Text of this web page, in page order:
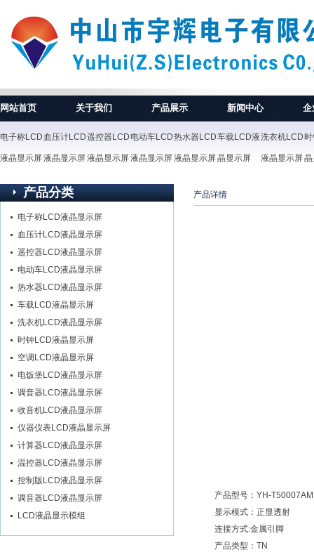
网站首页 关于我们 产品展示 新闻中心 企
电子称LCD
液晶显示屏
血压计LCD
液晶显示屏
遥控器LCD
液晶显示屏
电动车LCD
液晶显示屏
热水器LCD
液晶显示屏
车载LCD液
晶显示屏
洗衣机LCD
液晶显示屏
产品详情
产品型号：YH-
显示模式：正显透射
连接方式:金属引脚
产品类型：TN
产品分类
电子称LCD液晶显示屏
血压计LCD液晶显示屏
遥控器LCD液晶显示屏
电动车LCD液晶显示屏
热水器LCD液晶显示屏
车载LCD液晶显示屏
洗衣机LCD液晶显示屏
时钟LCD液晶显示屏
空调LCD液晶显示屏
电饭堡LCD液晶显示屏
调音器LCD液晶显示屏
收音机LCD液晶显示屏
仪器仪表LCD液晶显示屏
计算器LCD液晶显示屏
温控器LCD液晶显示屏
控制版LCD液晶显示屏
调音器LCD液晶显示屏
LCD液晶显示模组